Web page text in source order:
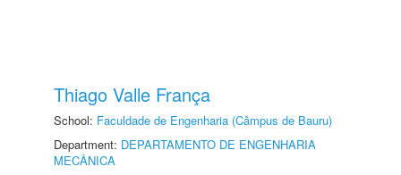
Thiago Valle França
School: Faculdade de Engenharia (Câmpus de Bauru)
Department: DEPARTAMENTO DE ENGENHARIA
MECÂNICA